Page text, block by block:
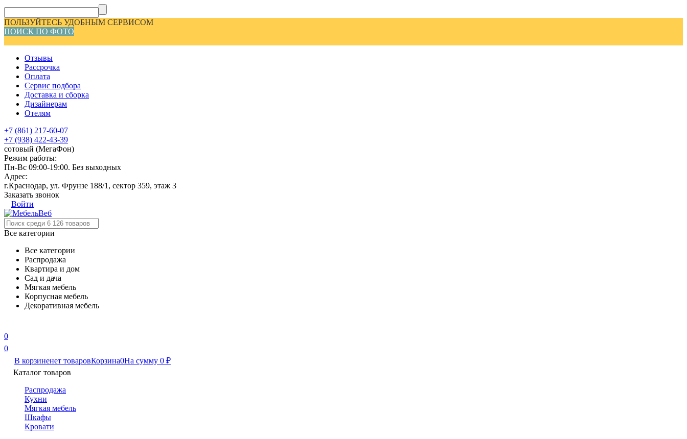
ПОЛЬЗУЙТЕСЬ УДОБНЫМ СЕРВИСОМ
ПОИСК ПО ФОТО
Отзывы
Рассрочка
Оплата
Сервис подбора
Доставка и сборка
Дизайнерам
Отелям
+7 (861) 217-60-07
+7 (938) 422-43-39
сотовый (МегаФон)
Режим работы:
Пн-Вс 09:00-19:00. Без выходных
Адрес:
г.Краснодар, ул. Фрунзе 188/1, сектор 359, этаж 3
Заказать звонок
Войти
Все категории
Все категории
Распродажа
Квартира и дом
Сад и дача
Мягкая мебель
Корпусная мебель
Декоративная мебель
0
0
В корзиненет товаровКорзина0На сумму 0 ₽
Каталог товаров
Распродажа
Кухни
Мягкая мебель
Шкафы
Кровати